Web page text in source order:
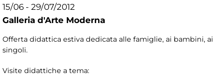
15/06 - 29/07/2012
Galleria d'Arte Moderna
Offerta didattica estiva dedicata alle famiglie, ai bambini, ai
singoli.
Visite didattiche a tema: